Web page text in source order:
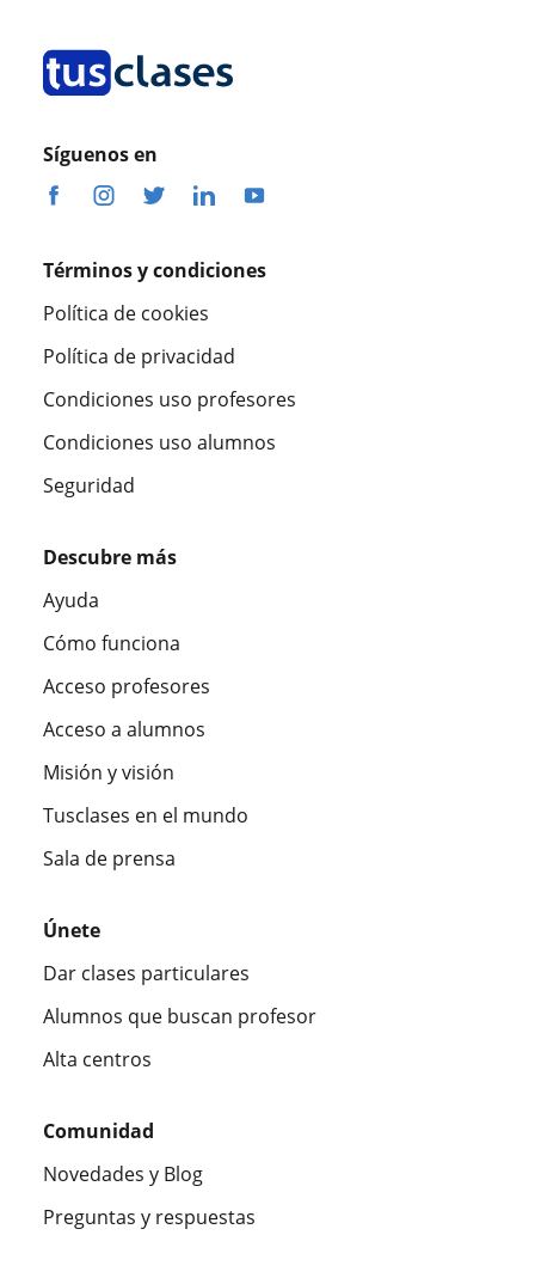
Síguenos en
Términos y condiciones
Política de cookies
Política de privacidad
Condiciones uso profesores
Condiciones uso alumnos
Seguridad
Descubre más
Ayuda
Cómo funciona
Acceso profesores
Acceso a alumnos
Misión y visión
Tusclases en el mundo
Sala de prensa
Únete
Dar clases particulares
Alumnos que buscan profesor
Alta centros
Comunidad
Novedades y Blog
Preguntas y respuestas